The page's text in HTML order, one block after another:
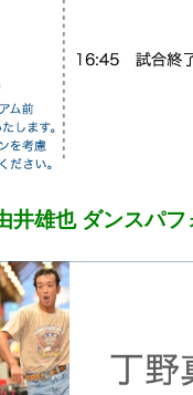
井雄也 ダンスパフ